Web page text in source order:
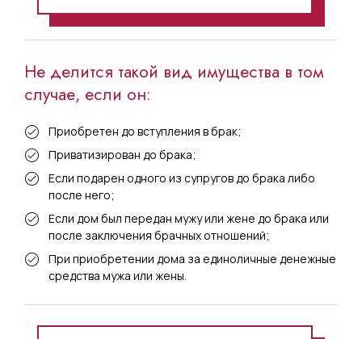
Не делится такой вид имущества в том
случае, если он:
Приобретен до вступления в брак;
Приватизирован до брака;
Если подарен одного из супругов до брака либо
после него;
Если дом был передан мужу или жене до брака или
после заключения брачных отношений;
При приобретении дома за единоличные денежные
средства мужа или жены.